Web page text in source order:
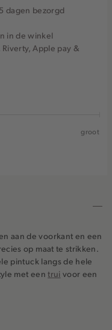
dagen bezorgd
in de winkel
Apple pay &
groot
aan de voorkant en een
op maat te strikken.
pintuck langs de hele
met eentrui voor een